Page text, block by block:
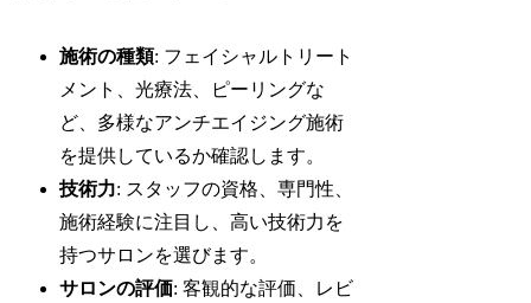
施術の種類: フェイシャルトリート
メント、光療法、ピーリングな
ど、多様なアンチエイジング施術
を提供しているか確認します。
技術力: スタッフの資格、専門性、
施術経験に注目し、高い技術力を
持つサロンを選びます。
サロンの評価: 客観的な評価、レビ